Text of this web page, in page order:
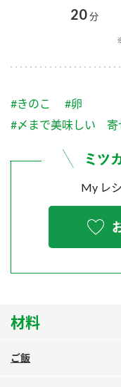
ふりかけ
炊き込みご飯
つゆ
納豆のサイト
三ツ判山吹
スペシャルサイト
お酢を知ろう！
すしラボ
納豆の豆知識
ミツカ
環境へ
MIM（
お客様相談セ
お客様の声をいかしま
販売終了製品のご案内
よくあるご質問
20分
#きのこ
#卵
#〆まで美味しい
My レ
材料
ご飯